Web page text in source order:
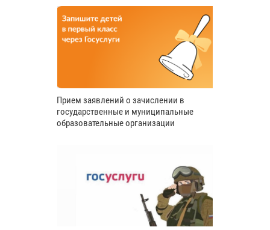
Прием заявлений о зачислении в
государственные и муниципальные
образовательные организации